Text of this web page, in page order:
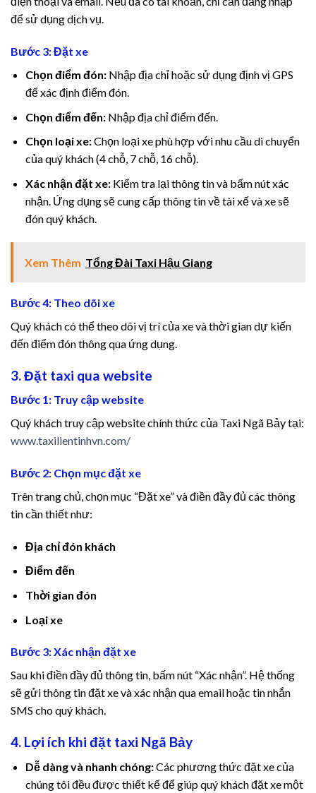
panel
oku
satın al
Panel
Fuel Pro
review
Savior Review
Boost
review
review
review
giriş
güncel giriş
güncel giriş
để sử dụng dịch vụ.
Bước 3: Đặt xe
Chọn điểm đón:Nhập địa chỉ hoặc sử dụng định vị GPS
để xác định điểm đón.
Chọn điểm đến:Nhập địa chỉ điểm đến.
Chọn loại xe:Chọn loại xe phù hợp với nhu cầu di chuyển
của quý khách (4 chỗ, 7 chỗ, 16 chỗ).
Xác nhận đặt xe:Kiểm tra lại thông tin và bấm nút xác
nhận. Ứng dụng sẽ cung cấp thông tin về tài xế và xe sẽ
đón quý khách.
Xem Thêm Tổng Đài Taxi Hậu Giang
Bước 4: Theo dõi xe
Quý khách có thể theo dõi vị trí của xe và thời gian dự kiến
đến điểm đón thông qua ứng dụng.
3. Đặt taxi qua website
Bước 1: Truy cập website
Quý khách truy cập website chính thức của Taxi Ngã Bảy tại:
www.taxilientinhvn.com/
Bước 2: Chọn mục đặt xe
Trên trang chủ, chọn mục “Đặt xe” và điền đầy đủ các thông
tin cần thiết như:
Địa chỉ đón khách
Điểm đến
Thời gian đón
Loại xe
Bước 3: Xác nhận đặt xe
Sau khi điền đầy đủ thông tin, bấm nút “Xác nhận”. Hệ thống
sẽ gửi thông tin đặt xe và xác nhận qua email hoặc tin nhắn
SMS cho quý khách.
4. Lợi ích khi đặt taxi Ngã Bảy
Dễ dàng và nhanh chóng:Các phương thức đặt xe của
chúng tôi đều được thiết kế để giúp quý khách đặt xe một